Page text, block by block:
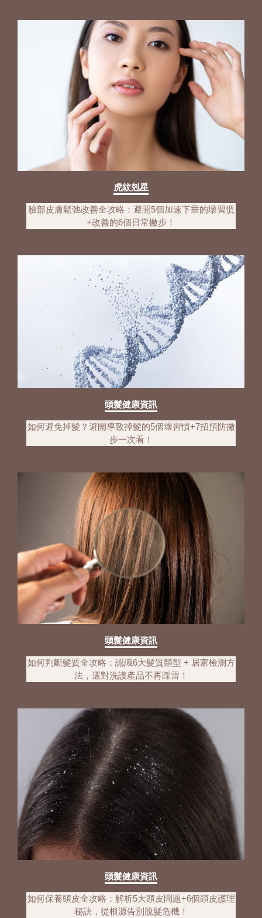
虎紋剋星
臉部皮膚鬆弛改善全攻略：避開5個加速下垂的壞習慣
+改善的6個日常撇步！
頭髮健康資訊
如何避免掉髮？避開導致掉髮的5個壞習慣+7招預防撇
步一次看！
頭髮健康資訊
如何判斷髮質全攻略：認識6大髮質類型 + 居家檢測方
法，選對洗護產品不再踩雷！
頭髮健康資訊
如何保養頭皮全攻略：解析5大頭皮問題+6個頭皮護理
秘訣，從根源告別脫髮危機！